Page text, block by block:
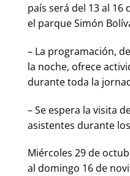
país será del 13 al 16
el parque Simón
– La programación,
la noche, ofrece
durante toda la
– Se espera la visita
asistentes durante
Miércoles 29 de
al domingo 16 de